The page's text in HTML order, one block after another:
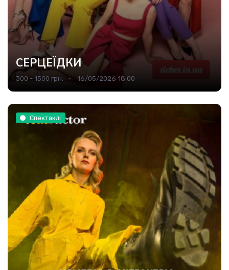
СЕРЦЕЇДКИ
300 - 1500 грн. 16/05/2026 18:00
Спектаклі